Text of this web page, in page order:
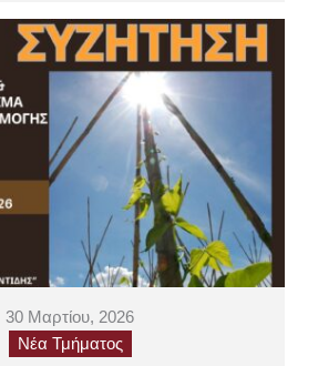
30 Μαρτίου, 2026
Νέα Τμήματος